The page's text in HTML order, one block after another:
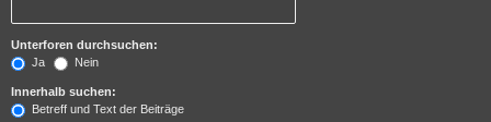
Unterforen durchsuchen:
Ja
Nein
Innerhalb suchen:
Betreff und Text der Beiträge